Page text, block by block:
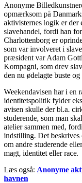
Anonyme
opmærksom på
aktivisternes logik er
slavehandel, fordi han
Charlottenborg er
som var involveret i
præsident var Adam
Kompagni, som drev
den nu ødelagte buste og
Weekendavisen har i en
identitetspolitik fylder
avisen skulle der bl.a.
studerende, som man
atelier sammen med,
indstilling. Det beskrives
om andre studerende
magt, identitet eller race.
Læs også: Anonyme
havnen